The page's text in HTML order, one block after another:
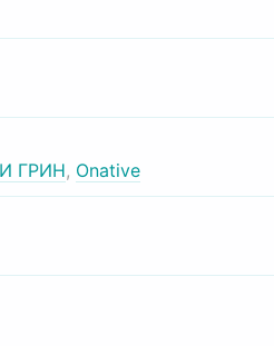
ГРИН, Onative